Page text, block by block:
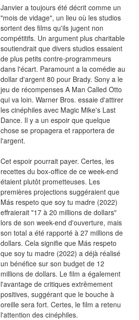
Janvier a toujours été décrit comme un
"mois de vidage", un lieu où les studios
sortent des films qu'ils jugent non
compétitifs. Un argument plus charitable
soutiendrait que divers studios essaient
de plus petits contre-programmeurs
dans l'écart. Paramount a la comédie au
dollar d'argent 80 pour Brady. Sony a le
jeu de récompenses A Man Called Otto
qui va loin. Warner Bros. essaie d'attirer
les cinéphiles avec Magic Mike's Last
Dance. Il y a un espoir que quelque
chose se propagera et rapportera de
l'argent.
Cet espoir pourrait payer. Certes, les
recettes du box-office de ce week-end
étaient plutôt prometteuses. Les
premières projections suggéraient que
Más respeto que soy tu madre (2022)
effraierait "17 à 20 millions de dollars"
lors de son week-end d'ouverture, mais
son total a été rapporté à 27 millions de
dollars. Cela signifie que Más respeto
que soy tu madre (2022) a déjà réalisé
un bénéfice sur son budget de 12
millions de dollars. Le film a également
l'avantage de critiques extrêmement
positives, suggérant que le bouche à
oreille sera fort. Certes, le film a retenu
l'attention des cinéphiles.